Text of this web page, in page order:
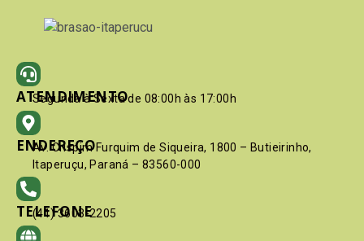
ATENDIMENTO
Segunda à Sexta de 08:00h às 17:00h
ENDEREÇO
Av. Crispim Furquim de Siqueira, 1800 – Butieirinho,
Itaperuçu, Paraná – 83560-000
TELEFONE
(41) 3603-2205